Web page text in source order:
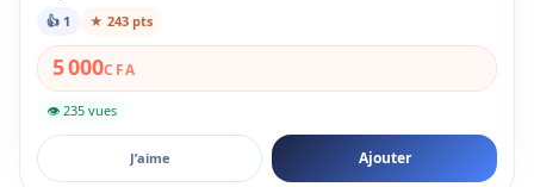
👍 1 ★ 243 pts
5 000CFA
👁 235 vues
J’aime Ajouter